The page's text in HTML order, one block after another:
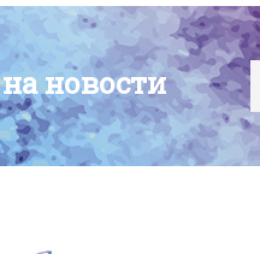
новости